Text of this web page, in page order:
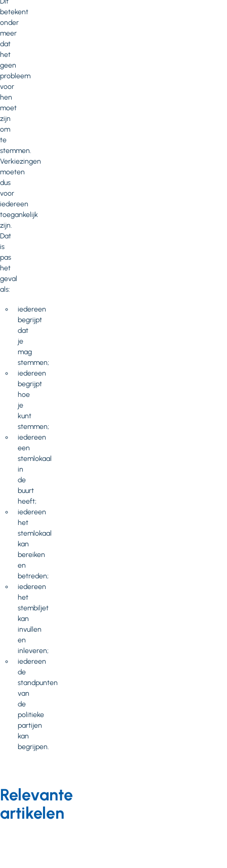
betekent
onder
meer
dat
het
geen
probleem
voor
hen
moet
zijn
om
te
stemmen.
Verkiezingen
moeten
dus
voor
iedereen
toegankelijk
zijn.
Dat
is
pas
het
geval
als:
iedereen
begrijpt
dat
je
mag
stemmen;
iedereen
begrijpt
hoe
je
kunt
stemmen;
iedereen
een
stemlokaal
in
de
buurt
heeft;
iedereen
het
stemlokaal
kan
bereiken
en
betreden;
iedereen
het
stembiljet
kan
invullen
en
inleveren;
iedereen
de
standpunten
van
de
politieke
partijen
kan
begrijpen.
Relevante
artikelen